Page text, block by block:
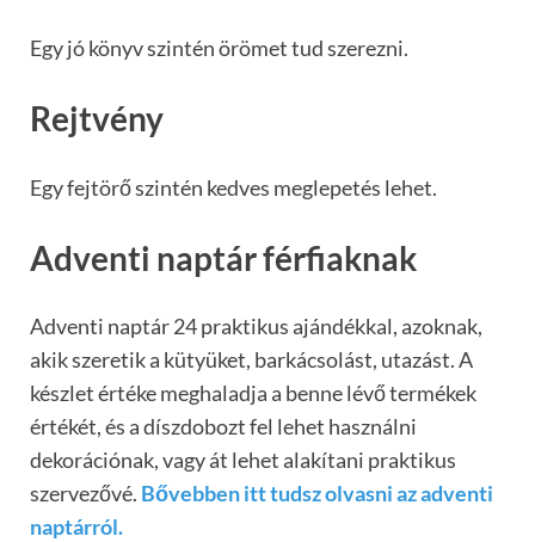
Egy jó könyv szintén örömet tud szerezni.
Rejtvény
Egy fejtörő szintén kedves meglepetés lehet.
Adventi naptár férfiaknak
Adventi naptár 24 praktikus ajándékkal, azoknak,
akik szeretik a kütyüket, barkácsolást, utazást. A
készlet értéke meghaladja a benne lévő termékek
értékét, és a díszdobozt fel lehet használni
dekorációnak, vagy át lehet alakítani praktikus
szervezővé. Bővebben itt tudsz olvasni az adventi
naptárról.